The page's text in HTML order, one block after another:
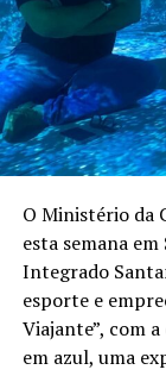
O Ministério da
esta semana
Integrado
esporte e
Viajante”, com
em azul, uma